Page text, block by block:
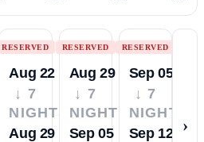
RESERVED
Aug 22
↓ 7
NIGHTS
Aug 29
RESERVED
Aug 29
↓ 7
NIGHTS
Sep 05
RESERVED
Sep 05
↓ 7
NIGHTS
Sep 12
›